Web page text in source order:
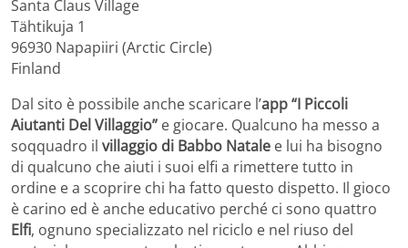
Santa Claus Village
Tähtikuja 1
96930 Napapiiri (Arctic Circle)
Finland
Dal sito è possibile anche scaricare l’app “I Piccoli
Aiutanti Del Villaggio” e giocare. Qualcuno ha messo a
soqquadro il villaggio di Babbo Natale e lui ha bisogno
di qualcuno che aiuti i suoi elfi a rimettere tutto in
ordine e a scoprire chi ha fatto questo dispetto. Il gioco
è carino ed è anche educativo perché ci sono quattro
Elfi, ognuno specializzato nel riciclo e nel riuso del